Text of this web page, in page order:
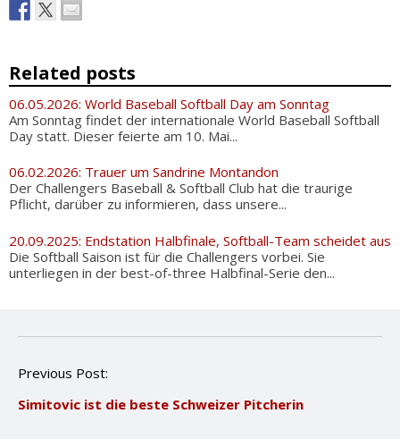
Related posts
06.05.2026: World Baseball Softball Day am Sonntag
Am Sonntag findet der internationale World Baseball Softball
Day statt. Dieser feierte am 10. Mai...
06.02.2026: Trauer um Sandrine Montandon
Der Challengers Baseball & Softball Club hat die traurige
Pflicht, darüber zu informieren, dass unsere...
20.09.2025: Endstation Halbfinale, Softball-Team scheidet aus
Die Softball Saison ist für die Challengers vorbei. Sie
unterliegen in der best-of-three Halbfinal-Serie den...
P
s
Previous Post:
Simitovic ist die beste Schweizer Pitcherin